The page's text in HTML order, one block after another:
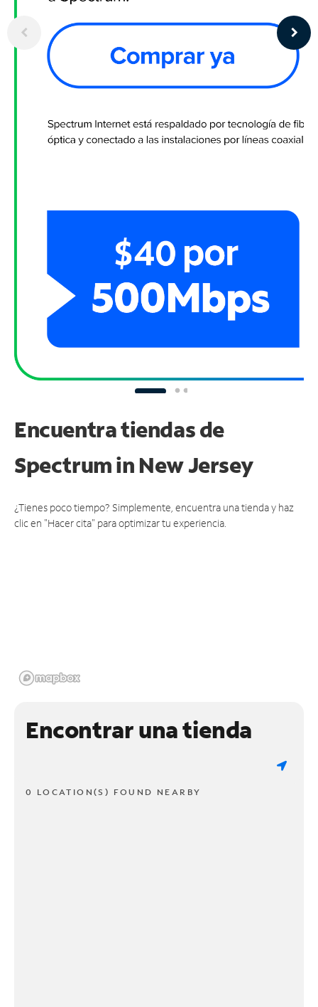
Encuentra tiendas de
Spectrumin New Jersey
¿Tienes poco tiempo? Simplemente, encuentra una tienda y haz
clic en "Hacer cita" para optimizar tu experiencia.
Encontrar una tienda
0 LOCATION(S) FOUND NEARBY